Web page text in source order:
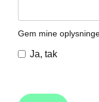
Gem mine
Ja, tak